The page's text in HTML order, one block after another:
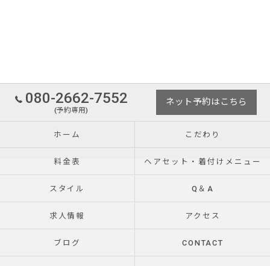
080-2662-7552
(予約専用)
ネット予約はこちら
ホーム こだわり
料金表 ヘアセット・着付けメニュー
スタイル Q＆A
求人情報 アクセス
ブログ CONTACT